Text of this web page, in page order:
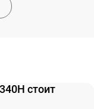
стоит